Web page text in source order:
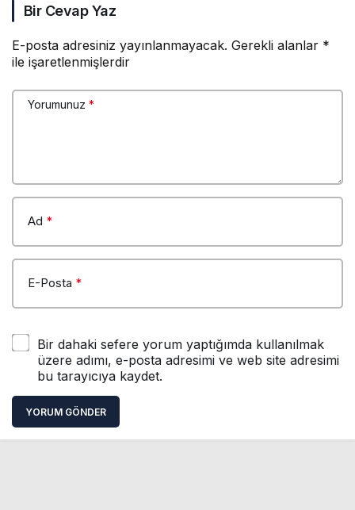
Bir Cevap Yaz
E-posta adresiniz yayınlanmayacak. Gerekli alanlar *
ile işaretlenmişlerdir
Yorumunuz *
Ad *
E-Posta *
Bir dahaki sefere yorum yaptığımda kullanılmak
üzere adımı, e-posta adresimi ve web site adresimi
bu tarayıcıya kaydet.
YORUM GÖNDER